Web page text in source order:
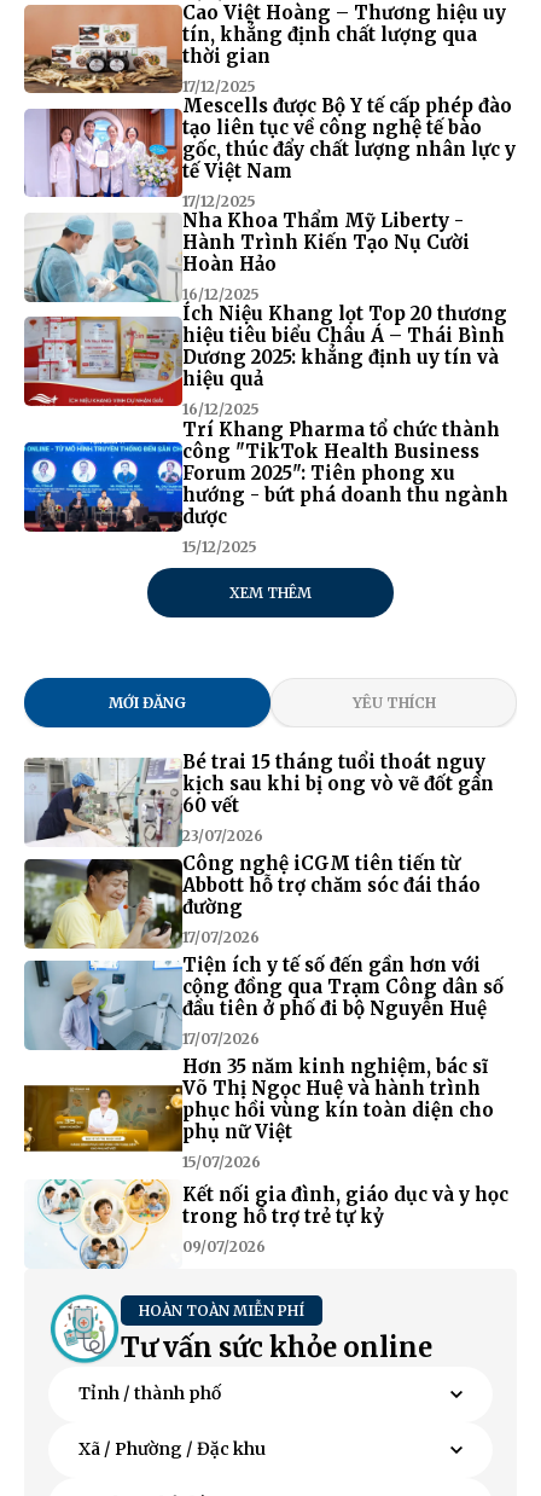
Cao Việt Hoàng – Thương hiệu uy
tín, khẳng định chất lượng qua
thời gian
17/12/2025
Mescells được Bộ Y tế cấp phép đào
tạo liên tục về công nghệ tế bào
gốc, thúc đẩy chất lượng nhân lực y
tế Việt Nam
17/12/2025
Nha Khoa Thẩm Mỹ Liberty -
Hành Trình Kiến Tạo Nụ Cười
Hoàn Hảo
16/12/2025
Ích Niệu Khang lọt Top 20 thương
hiệu tiêu biểu Châu Á – Thái Bình
Dương 2025: khẳng định uy tín và
hiệu quả
16/12/2025
Trí Khang Pharma tổ chức thành
công "TikTok Health Business
Forum 2025": Tiên phong xu
hướng - bứt phá doanh thu ngành
dược
15/12/2025
XEM THÊM
MỚI ĐĂNG YÊU THÍCH
Bé trai 15 tháng tuổi thoát nguy
kịch sau khi bị ong vò vẽ đốt gần
60 vết
23/07/2026
Công nghệ iCGM tiên tiến từ
Abbott hỗ trợ chăm sóc đái tháo
đường
17/07/2026
Tiện ích y tế số đến gần hơn với
cộng đồng qua Trạm Công dân số
đầu tiên ở phố đi bộ Nguyễn Huệ
17/07/2026
Hơn 35 năm kinh nghiệm, bác sĩ
Võ Thị Ngọc Huệ và hành trình
phục hồi vùng kín toàn diện cho
phụ nữ Việt
15/07/2026
Kết nối gia đình, giáo dục và y học
trong hỗ trợ trẻ tự kỷ
09/07/2026
HOÀN TOÀN MIỄN PHÍ
Tư vấn sức khỏe online